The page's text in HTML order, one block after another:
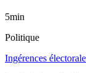
5min
Politique
Ingérences